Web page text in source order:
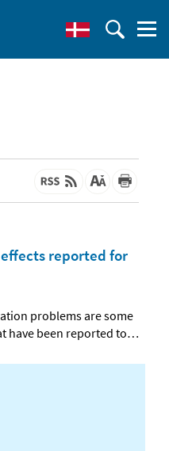
reported for
problems are some
have been reported to…